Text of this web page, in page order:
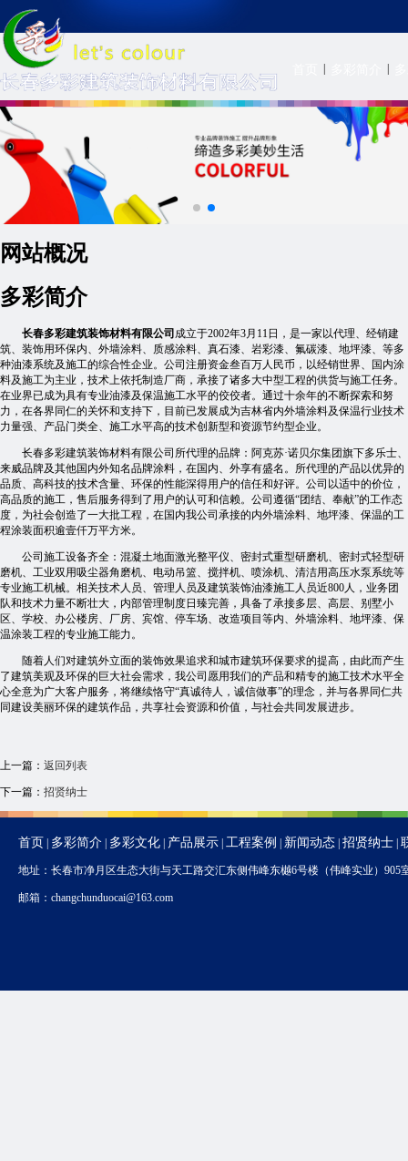
| |
网站概况
多彩简介
长春多彩建筑装饰材料有限公司 成立于2002年3月11日，是一家以代理、经销建
筑、装饰用环保内、外墙涂料、质感涂料、真石漆、岩彩漆、氟碳漆、地坪漆、等多
种油漆系统及施工的综合性企业。公司注册资金叁百万人民币，以经销世界、国内涂
料及施工为主业，技术上依托制造厂商，承接了诸多大中型工程的供货与施工任务。
在业界已成为具有专业油漆及保温施工水平的佼佼者。通过十余年的不断探索和努
力，在各界同仁的关怀和支持下，目前已发展成为吉林省内外墙涂料及保温行业技术
力量强、产品门类全、施工水平高的技术创新型和资源节约型企业。
长春多彩建筑装饰材料有限公司所代理的品牌：阿克苏·诺贝尔集团旗下多乐士、
来威品牌及其他国内外知名品牌涂料，在国内、外享有盛名。所代理的产品以优异的
品质、高科技的技术含量、环保的性能深得用户的信任和好评。公司以适中的价位，
高品质的施工，售后服务得到了用户的认可和信赖。公司遵循“团结、奉献”的工作态
度，为社会创造了一大批工程，在国内我公司承接的内外墙涂料、地坪漆、保温的工
程涂装面积逾壹仟万平方米。
公司施工设备齐全：混凝土地面激光整平仪、密封式重型研磨机、密封式轻型研
磨机、工业双用吸尘器角磨机、电动吊篮、搅拌机、喷涂机、清洁用高压水泵系统等
专业施工机械。相关技术人员、管理人员及建筑装饰油漆施工人员近800人，业务团
队和技术力量不断壮大，内部管理制度日臻完善，具备了承接多层、高层、别墅小
区、学校、办公楼房、厂房、宾馆、停车场、改造项目等内、外墙涂料、地坪漆、保
温涂装工程的专业施工能力。
随着人们对建筑外立面的装饰效果追求和城市建筑环保要求的提高，由此而产生
了建筑美观及环保的巨大社会需求，我公司愿用我们的产品和精专的施工技术水平全
心全意为广大客户服务，将继续恪守“真诚待人，诚信做事”的理念，并与各界同仁共
同建设美丽环保的建筑作品，共享社会资源和价值，与社会共同发展进步。
上一篇： 返回列表
下一篇： 招贤纳士
首页 多彩简介 多彩文化 产品展示 工程案例 新闻动态 招贤纳士
地址：长春市净月区生态大街与天工路交汇东侧伟峰东樾6号楼（伟峰实业）905
邮箱：changchunduocai@163.com